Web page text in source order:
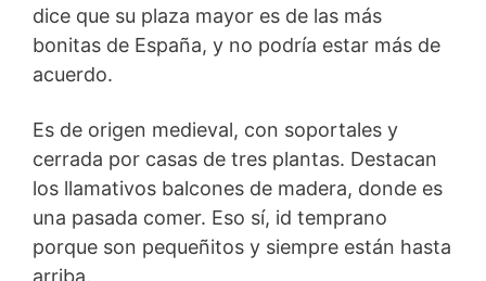
dice que su plaza mayor es de las más
bonitas de España, y no podría estar más de
acuerdo.
Es de origen medieval, con soportales y
cerrada por casas de tres plantas. Destacan
los llamativos balcones de madera, donde es
una pasada comer. Eso sí, id temprano
porque son pequeñitos y siempre están hasta
arriba.